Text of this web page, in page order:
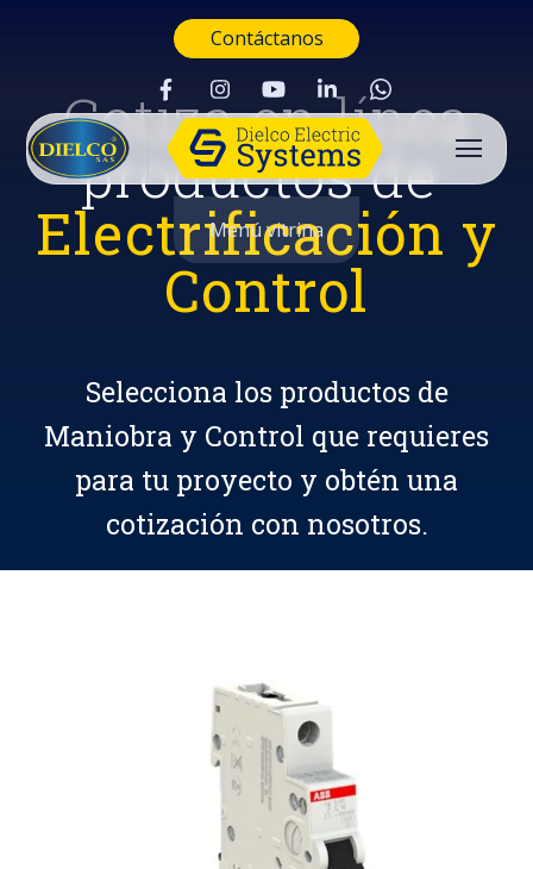
Contáctanos
Menú vitrina
Cotiza en línea
productos de
Electrificación y
Control
Selecciona los productos de
Maniobra y Control que requieres
para tu proyecto y obtén una
cotización con nosotros.